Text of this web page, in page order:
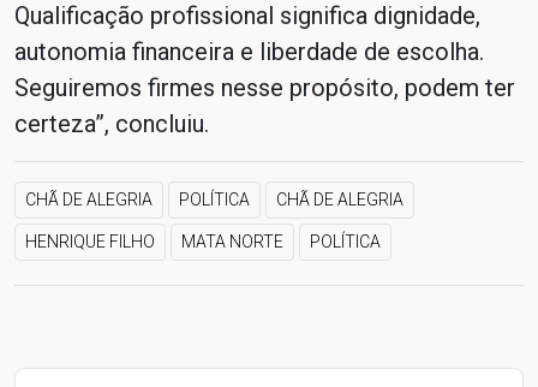
Qualificação profissional significa dignidade,
autonomia financeira e liberdade de escolha.
Seguiremos firmes nesse propósito, podem ter
certeza”, concluiu.
CHÃ DE ALEGRIA POLÍTICA CHÃ DE ALEGRIA
HENRIQUE FILHO MATA NORTE POLÍTICA